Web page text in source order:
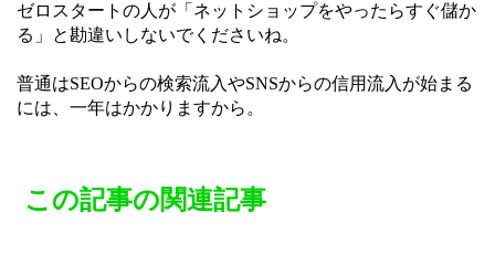
ゼロスタートの人が「ネットショップをやったらすぐ儲か
る」と勘違いしないでくださいね。
普通はSEOからの検索流入やSNSからの信用流入が始まる
には、一年はかかりますから。
この記事の関連記事